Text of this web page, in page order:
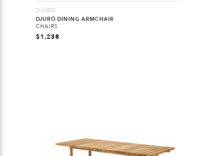
DJURÖ
DJURÖ DINING ARMCHAIR
CHAIRS
$1,238